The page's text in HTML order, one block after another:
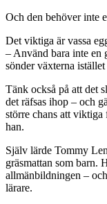
Och den behöver inte
Det viktiga är vassa
– Använd bara inte en
sönder växterna
Tänk också på att det
det räfsas ihop – och
större chans att
han.
Själv lärde Tommy
gräsmattan som barn.
allmänbildningen –
lärare.